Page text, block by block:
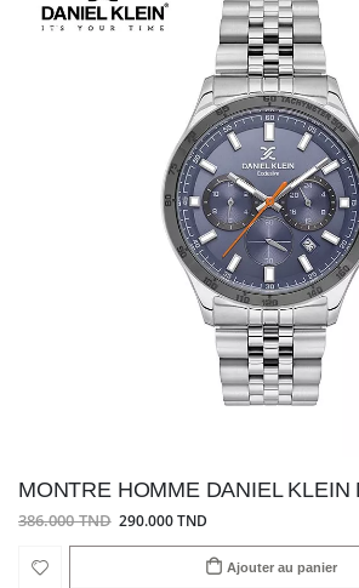
MONTRE HOMME DANIEL KLEIN
386.000 TND 290.000 TND
Ajouter au panier